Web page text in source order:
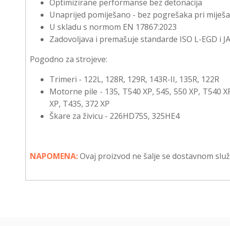
Optimizirane performanse bez detonacija
Unaprijed pomiješano - bez pogrešaka pri
U skladu s normom EN 17867:2023
Zadovoljava i premašuje standarde ISO L-EGD i
Pogodno za strojeve:
Trimeri - 122L, 128R, 129R, 143R-II, 135R, 122R
Motorne pile - 135, T540 XP, 545, 550 XP, T540
XP, T435, 372 XP
Škare za živicu - 226HD75S, 325HE4
NAPOMENA:Ovaj proizvod ne šalje se dostavnom